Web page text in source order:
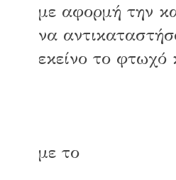
με αφορμή την
να
εκείνο το
με το